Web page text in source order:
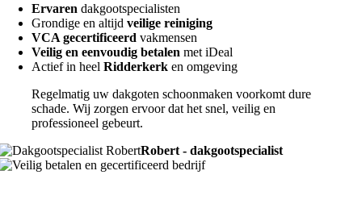
Ervaren dakgootspecialisten
Grondige en altijdveilige reiniging
VCA gecertificeerdvakmensen
Veilig en eenvoudig betalen met iDeal
Actief in heelRidderkerk en omgeving
Regelmatig uw dakgoten schoonmaken voorkomt dure
schade. Wij zorgen ervoor dat het snel, veilig en
professioneel gebeurt.
Robert - dakgootspecialist